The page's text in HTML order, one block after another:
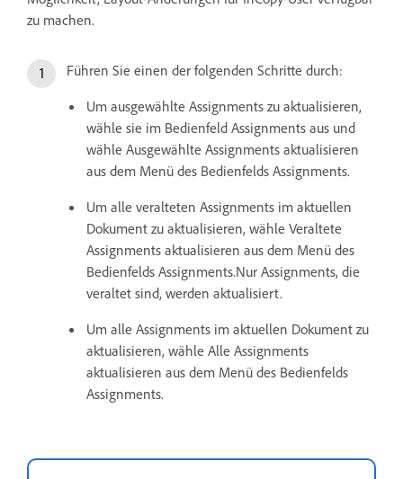
zu machen.
Führen Sie einen der folgenden Schritte durch:
Um ausgewählte Assignments zu aktualisieren,
wähle sie im Bedienfeld Assignments aus und
wähle Ausgewählte Assignments aktualisieren
aus dem Menü des Bedienfelds Assignments.
Um alle veralteten Assignments im aktuellen
Dokument zu aktualisieren, wähle Veraltete
Assignments aktualisieren aus dem Menü des
Bedienfelds Assignments.Nur Assignments, die
veraltet sind, werden aktualisiert.
Um alle Assignments im aktuellen Dokument zu
aktualisieren, wähle Alle Assignments
aktualisieren aus dem Menü des Bedienfelds
Assignments.